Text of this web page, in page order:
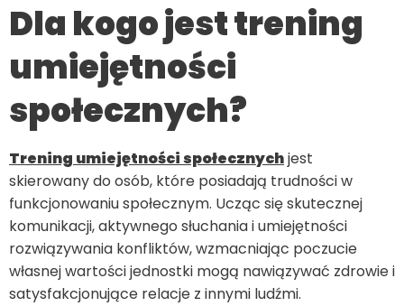
Dla kogo jest trening
umiejętności
społecznych?
Trening umiejętności społecznychjest
skierowany do osób, które posiadają trudności w
funkcjonowaniu społecznym. Ucząc się skutecznej
komunikacji, aktywnego słuchania i umiejętności
rozwiązywania konfliktów, wzmacniając poczucie
własnej wartości jednostki mogą nawiązywać zdrowie i
satysfakcjonujące relacje z innymi ludźmi.